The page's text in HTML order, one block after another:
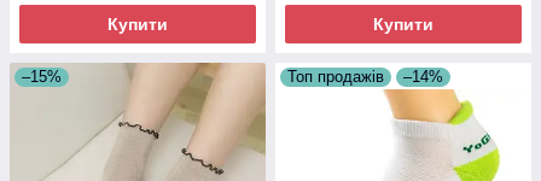
Купити Купити
–15% Топ продажів –14%